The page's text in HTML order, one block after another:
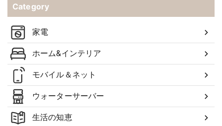
Category
家電
ホーム&インテリア
モバイル＆ネット
ウォーターサーバー
生活の知恵